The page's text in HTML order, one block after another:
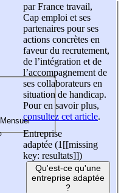
par France travail,
Cap emploi et ses
partenaires pour ses
actions concrètes en
faveur du recrutement,
de l’intégration et de
l’accompagnement de
ses collaborateurs en
situation de handicap.
Pour en savoir plus,
consultez cet article.
Entreprise
adaptée (1 [[missing
key: resultats]])
Qu'est-ce qu'une
entreprise adaptée
?